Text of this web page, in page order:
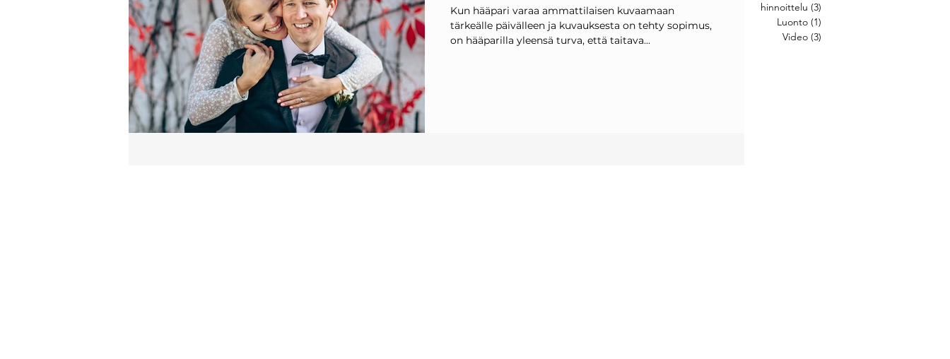
Kun hääpari varaa ammattilaisen kuvaamaan
tärkeälle päivälleen ja kuvauksesta on tehty sopimus,
on hääparilla yleensä turva, että taitava...
hinnoittelu (3)
Luonto (1)
Video (3)